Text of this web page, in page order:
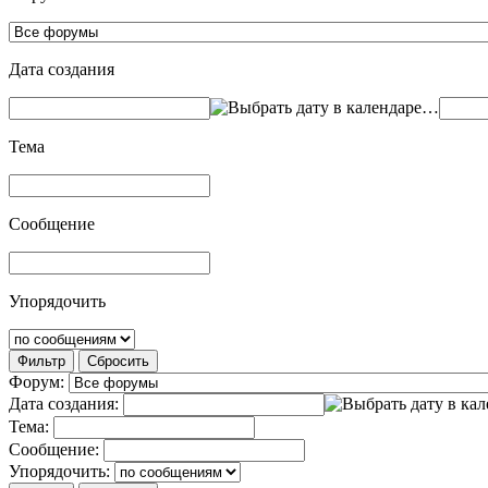
Дата создания
…
Тема
Сообщение
Упорядочить
Фильтр Сбросить
Форум:
Дата создания:
Тема:
Сообщение:
Упорядочить: